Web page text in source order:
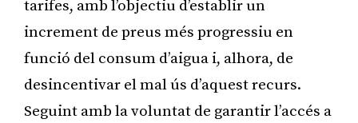
tarifes, amb l’objectiu d’establir un
increment de preus més progressiu en
funció del consum d’aigua i, alhora, de
desincentivar el mal ús d’aquest recurs.
Seguint amb la voluntat de garantir l’accés a